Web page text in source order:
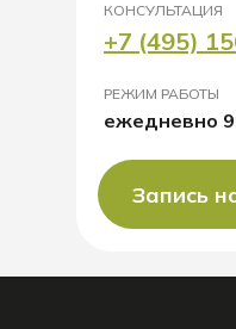
КОНСУЛЬТАЦИЯ
РЕЖИМ РАБОТЫ
ежедневно
+7 (495)
Запись